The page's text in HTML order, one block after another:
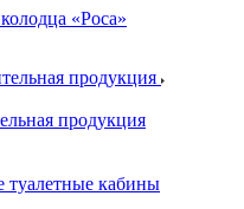
«Роса»
продукция
продукция
кабины